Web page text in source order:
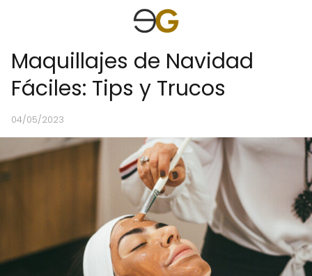
Maquillajes de Navidad
Fáciles: Tips y Trucos
04/05/2023